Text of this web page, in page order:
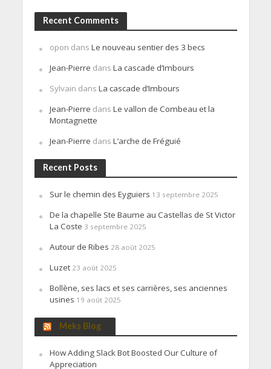
Recent Comments
opon dans Le nouveau sentier des 3 becs
Jean-Pierre dans La cascade d’Imbours
Sylvain dans La cascade d’Imbours
Jean-Pierre dans Le vallon de Combeau et la
Montagnette
Jean-Pierre dans L’arche de Fréguié
Recent Posts
Sur le chemin des Eyguiers 13 septembre 2025
De la chapelle Ste Baume au Castellas de St Victor
La Coste 3 septembre 2025
Autour de Ribes 28 août 2025
Luzet 23 août 2025
Bollène, ses lacs et ses carrières, ses anciennes
usines 19 août 2025
Meks Blog
How Adding Slack Bot Boosted Our Culture of
Appreciation